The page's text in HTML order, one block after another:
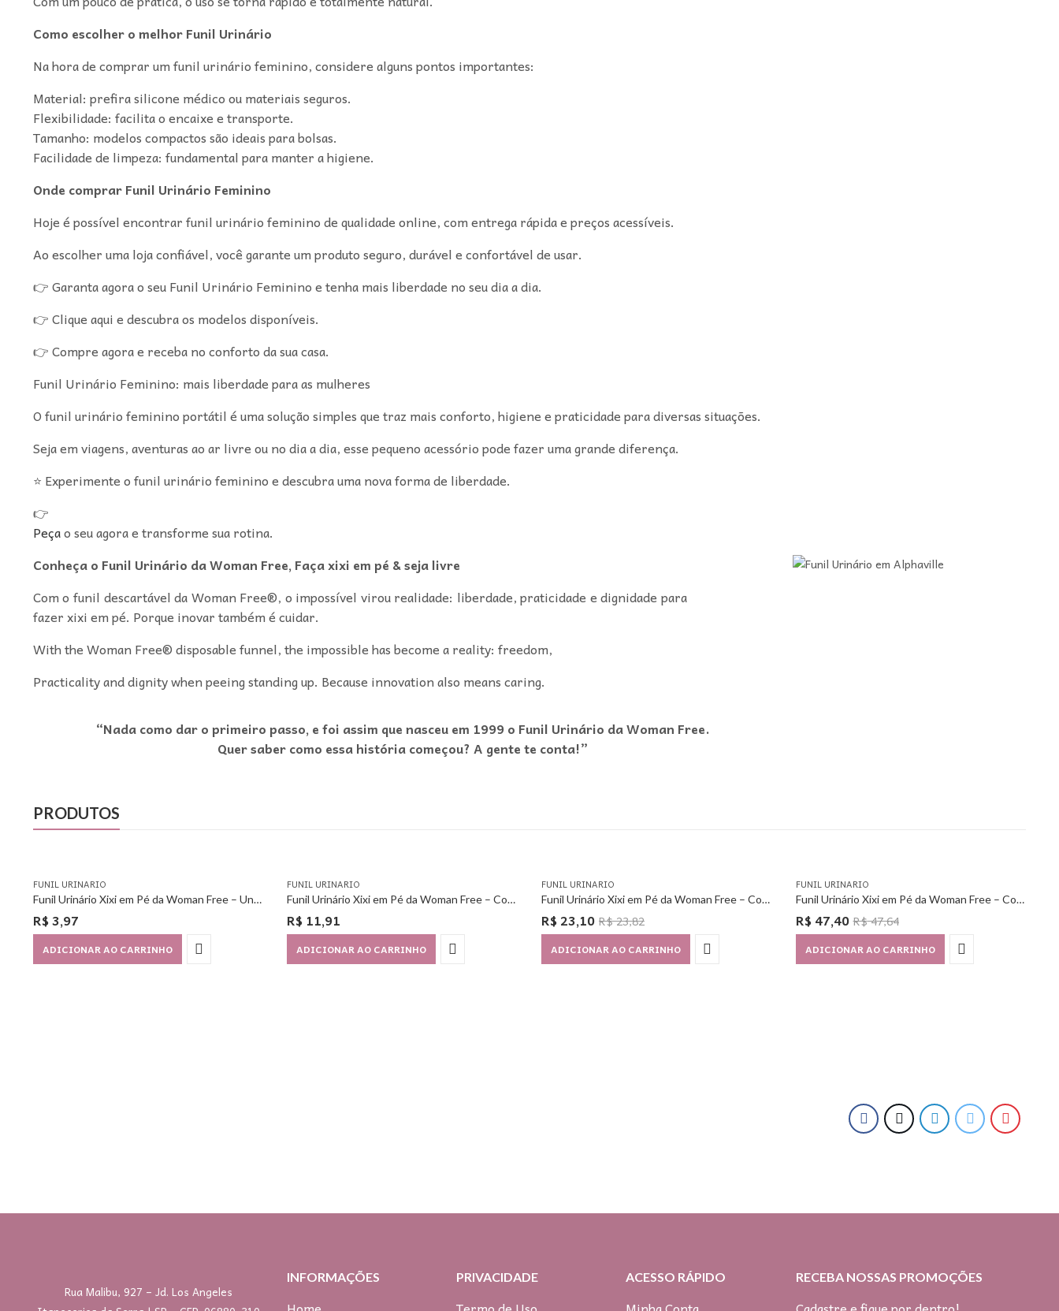
Como escolher o melhor Funil Urinário
Na hora de comprar um funil urinário feminino, considere alguns pontos importantes:
Material: prefira silicone médico ou materiais seguros.
Flexibilidade: facilita o encaixe e transporte.
Tamanho: modelos compactos são ideais para bolsas.
Facilidade de limpeza: fundamental para manter a higiene.
Onde comprar Funil Urinário Feminino
Hoje é possível encontrar funil urinário feminino de qualidade online, com entrega rápida e preços acessíveis.
Ao escolher uma loja confiável, você garante um produto seguro, durável e confortável de usar.
👉 Garanta agora o seu Funil Urinário Feminino e tenha mais liberdade no seu dia a dia.
👉 Clique aqui e descubra os modelos disponíveis.
👉 Compre agora e receba no conforto da sua casa.
Funil Urinário Feminino: mais liberdade para as mulheres
O funil urinário feminino portátil é uma solução simples que traz mais conforto, higiene e praticidade para diversas situações.
Seja em viagens, aventuras ao ar livre ou no dia a dia, esse pequeno acessório pode fazer uma grande diferença.
⭐ Experimente o funil urinário feminino e descubra uma nova forma de liberdade.
👉
Peçao seu agora e transforme sua rotina.
Conheça o Funil Urinário da Woman Free, Faça xixi em pé & seja livre
Com o funil descartável da Woman Free®, o impossível virou realidade: liberdade, praticidade e dignidade para
fazer xixi em pé. Porque inovar também é cuidar.
With the Woman Free® disposable funnel, the impossible has become a reality: freedom,
Practicality and dignity when peeing standing up. Because innovation also means caring.
“Nada como dar o primeiro passo, e foi assim que nasceu em 1999 o Funil Urinário da Woman Free.
Quer saber como essa história começou? A gente te conta!”
PRODUTOS
FUNIL URINARIO
Funil Urinário Xixi em Pé da Woman Free – Unitário
R$3,97
ADICIONAR AO CARRINHO
FUNIL URINARIO
Funil Urinário Xixi em Pé da Woman Free – Com 3 Unidades
R$ 11,91
ADICIONAR AO CARRINHO
FUNIL URINARIO
Funil Urinário Xixi em Pé da Woman Free – Com 6 Unidades
R$23,10 R$23,82
ADICIONAR AO CARRINHO
FUNIL URINARIO
Funil Urinário Xixi em Pé da Woman Free – Com 12 Unidades
R$47,40 R$47,64
ADICIONAR AO CARRINHO
Rua Malibu, 927 – Jd. Los Angeles
INFORMAÇÕES PRIVACIDADE ACESSO RÁPIDO RECEBA NOSSAS PROMOÇÕES